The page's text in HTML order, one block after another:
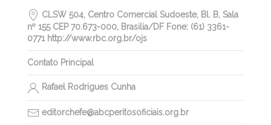
CLSW 504, Centro Comercial Sudoeste, Bl. B, Sala
nº 155 CEP 70.673-000, Brasilia/DF Fone: (61) 3361-
0771 http://www.rbc.org.br/ojs
Contato Principal
Rafael Rodrigues Cunha
editorchefe@abcperitosoficiais.org.br